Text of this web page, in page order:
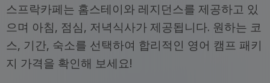
스프락카페는 홈스테이와 레지던스를 제공하고 있
으며 아침, 점심, 저녁식사가 제공됩니다. 원하는 코
스, 기간, 숙소를 선택하여 합리적인 영어 캠프 패키
지 가격을 확인해 보세요!